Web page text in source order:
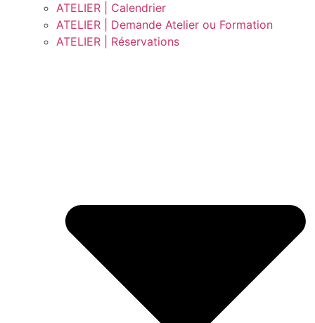
ATELIER | Calendrier
ATELIER | Demande Atelier ou Formation
ATELIER | Réservations